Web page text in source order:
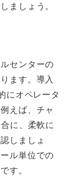
ましょう。
センターの
ます。導入
にオペレータ
えば、チャ
に、柔軟に
しましょ
ル単位での
す。